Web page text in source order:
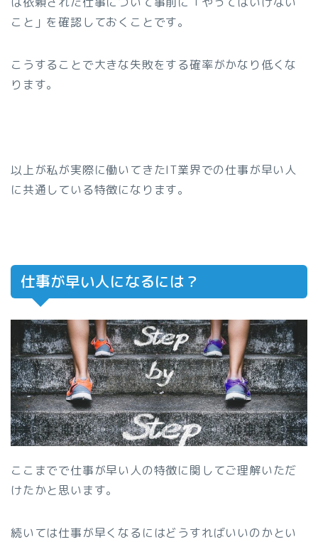
こと」を確認しておくことです。
こうすることで大きな失敗をする確率がかなり低くな
ります。
以上が私が実際に働いてきたIT業界での仕事が早い人
に共通している特徴になります。
仕事が早い人になるには？
ここまでで仕事が早い人の特徴に関してご理解いただ
けたかと思います。
続いては仕事が早くなるにはどうすればいいのかとい